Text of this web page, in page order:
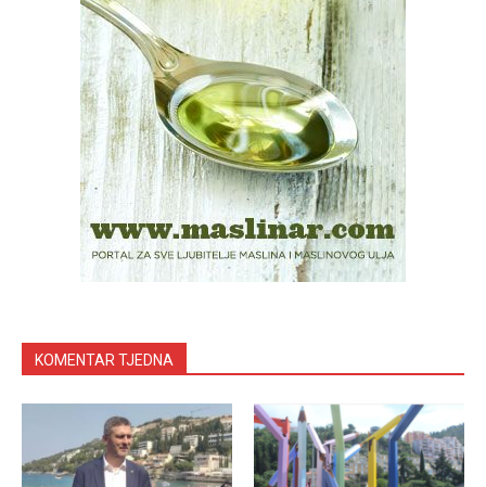
KOMENTAR TJEDNA